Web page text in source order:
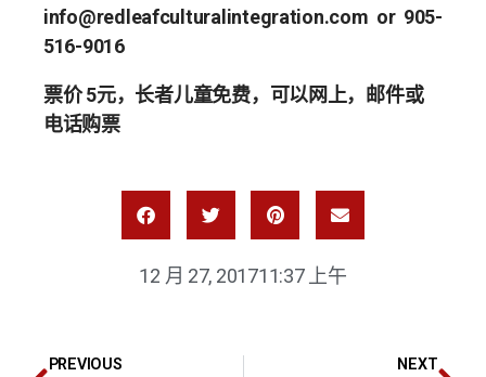
info@redleafculturalintegration.com or 905-
516-9016
票价5元，长者儿童免费，可以网上，邮件或
电话购票
12 月 27, 201711:37 上午
PREVIOUS NEXT